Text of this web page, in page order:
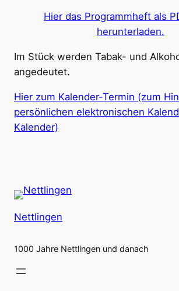
Hier das Programmheft als
herunterladen.
Im Stück werden Tabak- und
angedeutet.
Hier zum Kalender-Termin (zum
persönlichen elektronischen
Kalender)
Nettlingen
1000 Jahre Nettlingen und danach